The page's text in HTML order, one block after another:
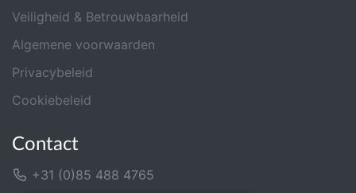
Veiligheid & Betrouwbaarheid
Algemene voorwaarden
Privacybeleid
Cookiebeleid
Contact
+31 (0)85 488 4765